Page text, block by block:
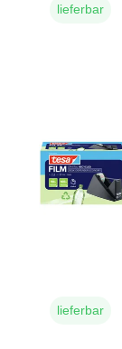
lieferbar
lieferbar